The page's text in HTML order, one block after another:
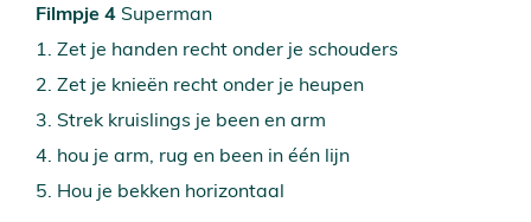
Filmpje 4 Superman
1. Zet je handen recht onder je schouders
2. Zet je knieën recht onder je heupen
3. Strek kruislings je been en arm
4. hou je arm, rug en been in één lijn
5. Hou je bekken horizontaal